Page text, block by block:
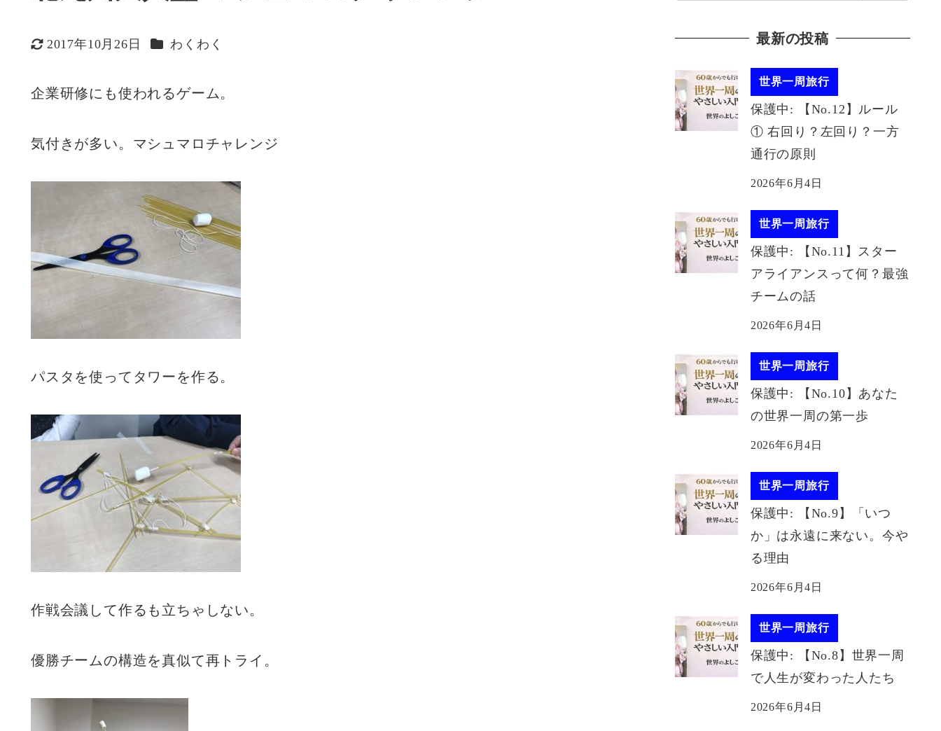
更新日
2017年10月26日 カテゴリー
わくわく
企業研修にも使われるゲーム。
気付きが多い。マシュマロチャレンジ
パスタを使ってタワーを作る。
作戦会議して作るも立ちゃしない。
優勝チームの構造を真似て再トライ。
最新の投稿
世界一周旅行
保護中: 【No.12】ルール
① 右回り？左回り？一方
通行の原則
2026年6月4日
世界一周旅行
保護中: 【No.11】スター
アライアンスって何？最強
チームの話
2026年6月4日
世界一周旅行
保護中: 【No.10】あなた
の世界一周の第一歩
2026年6月4日
世界一周旅行
保護中: 【No.9】「いつ
か」は永遠に来ない。今や
る理由
2026年6月4日
世界一周旅行
保護中: 【No.8】世界一周
で人生が変わった人たち
2026年6月4日